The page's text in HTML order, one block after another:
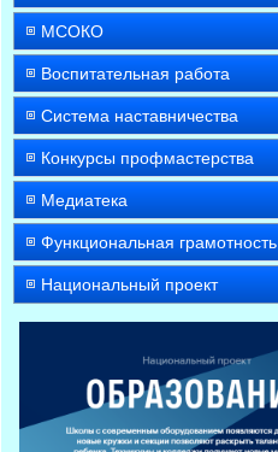
МСОКО
Воспитательная работа
Система наставничества
Конкурсы профмастерства
Медиатека
Функциональная грамотность
Национальный проект